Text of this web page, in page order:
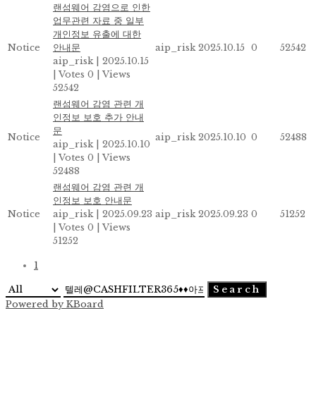
Notice
랜섬웨어 감염으로 인한
업무관련 자료 중 일부
개인정보 유출에 대한
안내문
aip_risk
2025.10.15
Votes 0
Views
52542
aip_risk 2025.10.15 0 52542
Notice
랜섬웨어 감염 관련 개
인정보 보호 추가 안내
문
aip_risk
2025.10.10
Votes 0
Views
52488
aip_risk 2025.10.10 0 52488
Notice
랜섬웨어 감염 관련 개
인정보 보호 안내문
aip_risk
2025.09.23
Votes 0
Views
51252
aip_risk 2025.09.23 0 51252
1
Search
Powered by KBoard